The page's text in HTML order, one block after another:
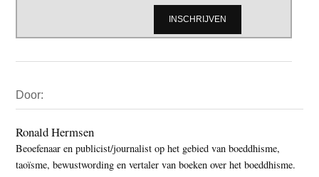
Sidebar
Door:
Ronald Hermsen
Beoefenaar en publicist/journalist op het gebied van boeddhisme,
taoïsme, bewustwording en vertaler van boeken over het boeddhisme.